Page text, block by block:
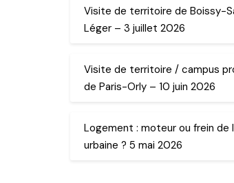
Visite de territoire de Boissy-
Léger – 3 juillet 2026
Visite de territoire / campus
de Paris-Orly – 10 juin 2026
Logement : moteur ou frein de
urbaine ? 5 mai 2026